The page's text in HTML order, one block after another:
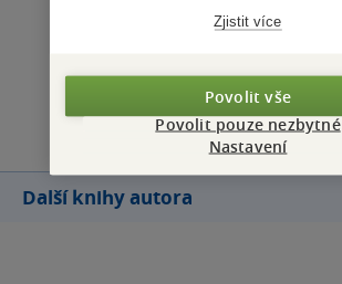
Zobrazit všechna hodnocení
Přidat hodnocení
Další knihy autora
Zjistit více
Povolit vše
Povolit pouze nezbytné
Nastavení